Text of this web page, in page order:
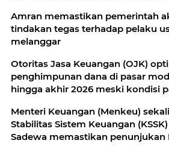
Amran memastikan pemerintah
tindakan tegas terhadap pelaku
melanggar
Otoritas Jasa Keuangan (OJK)
penghimpunan dana di pasar
hingga akhir 2026 meski kondisi
Menteri Keuangan (Menkeu)
Stabilitas Sistem Keuangan
Sadewa memastikan penunjukan